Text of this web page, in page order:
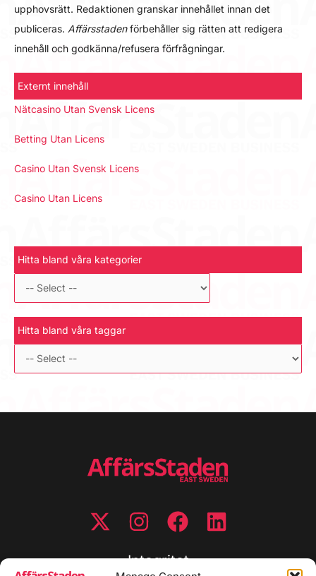
upphovsrätt. Redaktionen granskar innehållet innan det
publiceras. Affärsstadenförbehåller sig rätten att redigera
innehåll och godkänna/refusera förfrågningar.
Externt innehåll
Nätcasino Utan Svensk Licens
Betting Utan Licens
Casino Utan Svensk Licens
Casino Utan Licens
Hitta bland våra kategorier
Hitta bland våra taggar
Integritet